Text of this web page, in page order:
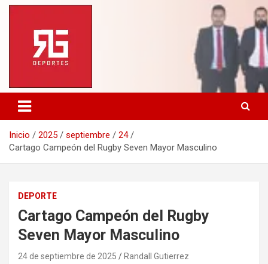
Saltar
contenido
Inicio 2025 septiembre
24
Cartago Campeón del Rugby Seven Mayor Masculino
DEPORTE
Cartago Campeón del Rugby
Seven Mayor Masculino
24 de septiembre de 2025 Randall Gutierrez